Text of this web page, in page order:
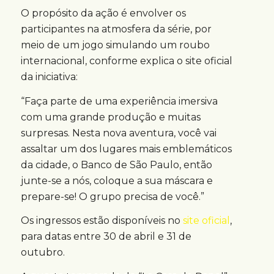
O propósito da ação é envolver os
participantes na atmosfera da série, por
meio de um jogo simulando um roubo
internacional, conforme explica o site oficial
da iniciativa:
“Faça parte de uma experiência imersiva
com uma grande produção e muitas
surpresas. Nesta nova aventura, você vai
assaltar um dos lugares mais emblemáticos
da cidade, o Banco de São Paulo, então
junte-se a nós, coloque a sua máscara e
prepare-se! O grupo precisa de você.”
Os ingressos estão disponíveis no site oficial ,
para datas entre 30 de abril e 31 de
outubro.